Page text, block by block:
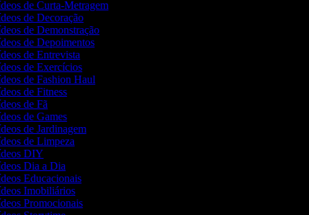
de Curta-Metragem
de Decoração
de Demonstração
de Depoimentos
de Entrevista
de Exercícios
de Fashion Haul
de Fitness
de Fã
de Games
de Jardinagem
de Limpeza
DIY
Dia a Dia
Educacionais
Imobiliários
Promocionais